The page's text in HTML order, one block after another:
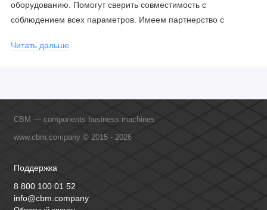
оборудованию. Помогут сверить совместимость с
соблюдением всех параметров. Имеем партнерство с
обучение сотрудников, что позволяет исключить ошибки даже
Читать дальше
CBM — components business machines
www.cbm.company © 2015 - 2026
Поддержка
8 800 100 01 52
info@cbm.company